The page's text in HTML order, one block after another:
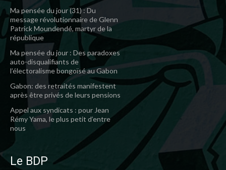
Ma pensée du jour (31) : Du
message révolutionnaire de Glenn
Patrick Moundendé, martyr de la
république
Ma pensée du jour : Des paradoxes
auto-disqualifiants de
l’électoralisme bongoïsé au Gabon
Gabon: des retraités manifestent
après être privés de leurs pensions
Appel aux syndicats : pour Jean
Rémy Yama, le plus petit d’entre
nous
Le BDP